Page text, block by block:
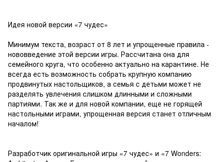
Идея новой версии «7 чудес»
Минимум текста, возраст от 8 лет и упрощенные правила -
нововведение этой версии игры. Рассчитана она для
семейного круга, что особенно актуально на карантине. Не
всегда есть возможность собрать крупную компанию
продвинутых настольщиков, а семья с детьми может не
разделять увлечения слишком длинными и сложными
партиями. Так же и для новой компании, еще не горящей
настольными играми, упрощенная версия станет отличным
началом!
Разработчик оригинальной игры «7 чудес» и «7 Wonders: